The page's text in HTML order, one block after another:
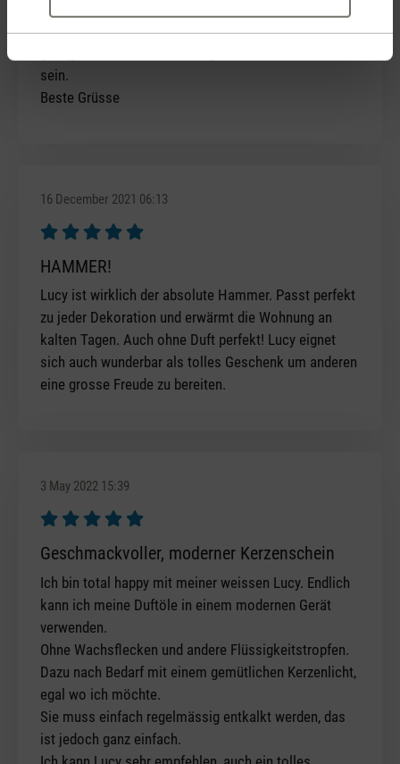
es wird Wasser rein kommen. Ich hoffe da seid ihr
sein.
Beste Grüsse
16 December 2021 06:13
Review with rating of 5 out of 5 stars
HAMMER!
Lucy ist wirklich der absolute Hammer. Passt perfekt
zu jeder Dekoration und erwärmt die Wohnung an
kalten Tagen. Auch ohne Duft perfekt! Lucy eignet
sich auch wunderbar als tolles Geschenk um anderen
eine grosse Freude zu bereiten.
3 May 2022 15:39
Review with rating of 5 out of 5 stars
Geschmackvoller, moderner Kerzenschein
Ich bin total happy mit meiner weissen Lucy. Endlich
kann ich meine Duftöle in einem modernen Gerät
verwenden.
Ohne Wachsflecken und andere Flüssigkeitstropfen.
Dazu nach Bedarf mit einem gemütlichen Kerzenlicht,
egal wo ich möchte.
Sie muss einfach regelmässig entkalkt werden, das
ist jedoch ganz einfach.